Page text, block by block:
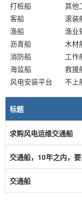
打桩船
其他
客船
滚装
渔船
渔业
沥青船
木材
消防船
工作
海监船
救援
风电安装平台
不上
标题
求购风电运维交通船
交通船，10年之内，
交通船